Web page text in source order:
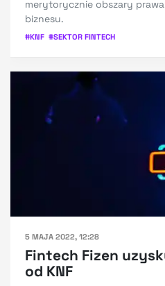
merytorycznie obszary
biznesu.
#KNF #SEKTOR FINTECH
5 MAJA 2022, 12:28
Fintech Fizen
od KNF